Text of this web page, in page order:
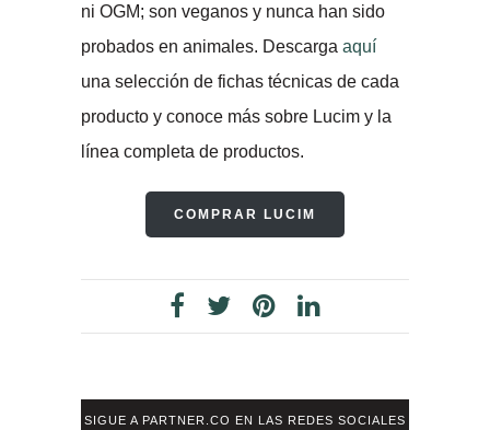
ni OGM; son veganos y nunca han sido
probados en animales. Descarga aquí
una selección de fichas técnicas de cada
producto y conoce más sobre Lucim y la
línea completa de productos.
COMPRAR LUCIM
SIGUE A PARTNER.CO EN LAS REDES SOCIALES